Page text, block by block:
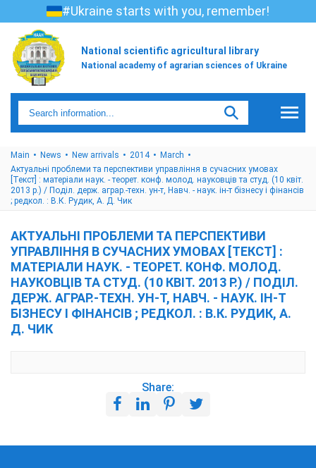
#Ukraine starts with you, remember!
National scientific agricultural library
National academy of agrarian sciences of Ukraine
Main News New arrivals 2014
March
Актуальні проблеми та перспективи управління в сучасних умовах
[Текст] : матеріали наук. - теорет. конф. молод. науковців та студ. (10 квіт.
2013 р.) / Поділ. держ. аграр.-техн. ун-т, Навч. - наук. ін-т бізнесу і фінансів
; редкол. : В.К. Рудик, А. Д. Чик
АКТУАЛЬНІ ПРОБЛЕМИ ТА ПЕРСПЕКТИВИ
УПРАВЛІННЯ В СУЧАСНИХ УМОВАХ [ТЕКСТ] :
МАТЕРІАЛИ НАУК. - ТЕОРЕТ. КОНФ. МОЛОД.
НАУКОВЦІВ ТА СТУД. (10 КВІТ. 2013 Р.) / ПОДІЛ.
ДЕРЖ. АГРАР.-ТЕХН. УН-Т, НАВЧ. - НАУК. ІН-Т
БІЗНЕСУ І ФІНАНСІВ ; РЕДКОЛ. : В.К. РУДИК, А.
Д. ЧИК
Share: